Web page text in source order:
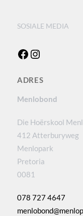
SOSIALE MEDIA
Facebook
Instagram
ADRES
Menlobond
Die Hoërskool
412 Atterburyweg
Menlopark
Pretoria
0081
078 727 4647